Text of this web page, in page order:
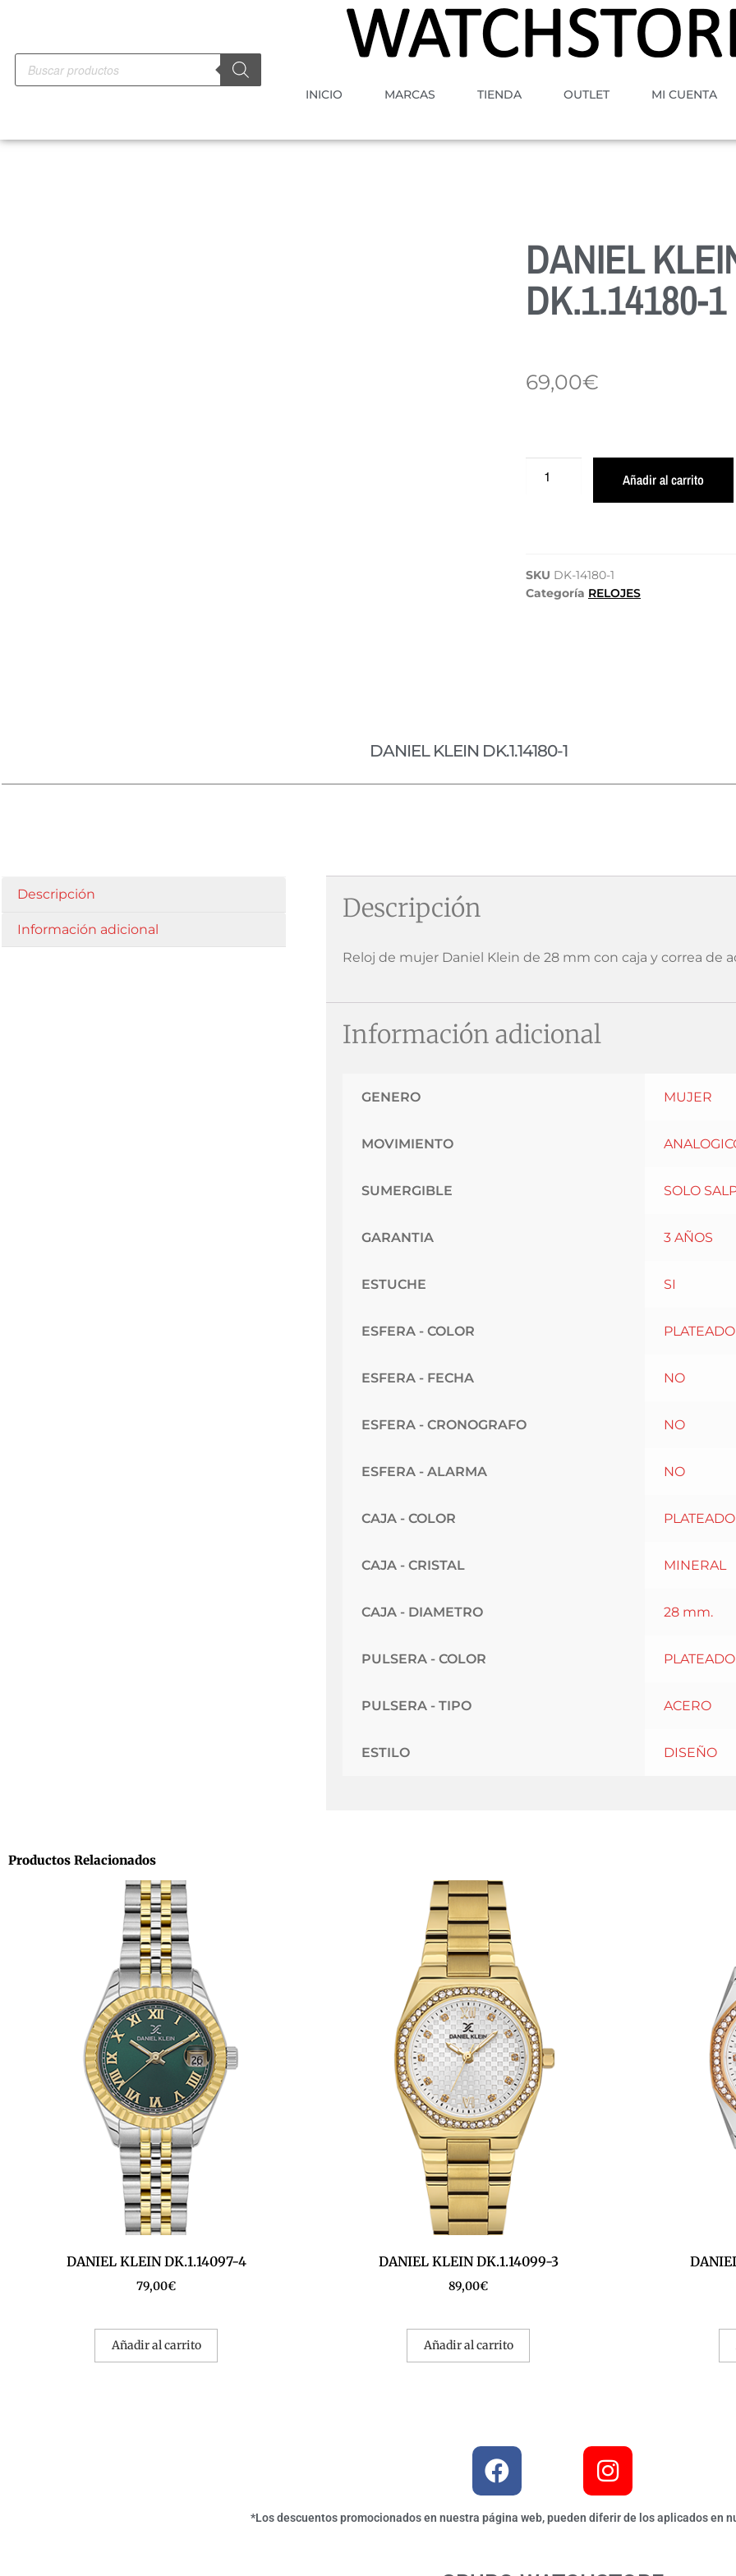
INICIO MARCAS TIENDA OUTLET MI CUENTA
DANIEL
DK.1.14180-1
69,00€
Añadir al carrito
SKU DK-14180-1
Categoría RELOJES
DANIEL KLEIN DK.1.14180-1
Descripción
Información adicional
Descripción
Reloj de mujer Daniel Klein de 28 mm con caja y correa de
Información adicional
GENERO MUJER
MOVIMIENTO
SUMERGIBLE SOLO
GARANTIA 3 AÑOS
ESTUCHE SI
ESFERA - COLOR PLATEADO
ESFERA - FECHA NO
ESFERA - CRONOGRAFO NO
ESFERA - ALARMA NO
CAJA - COLOR PLATEADO
CAJA - CRISTAL MINERAL
CAJA - DIAMETRO 28 mm.
PULSERA - COLOR PLATEADO
PULSERA - TIPO ACERO
ESTILO DISEÑO
Productos Relacionados
DANIEL KLEIN DK.1.14097-4
79,00€
Añadir al carrito
DANIEL KLEIN DK.1.14099-3
89,00€
Añadir al carrito
*Los descuentos promocionados en nuestra página web, pueden diferir de los aplicados en